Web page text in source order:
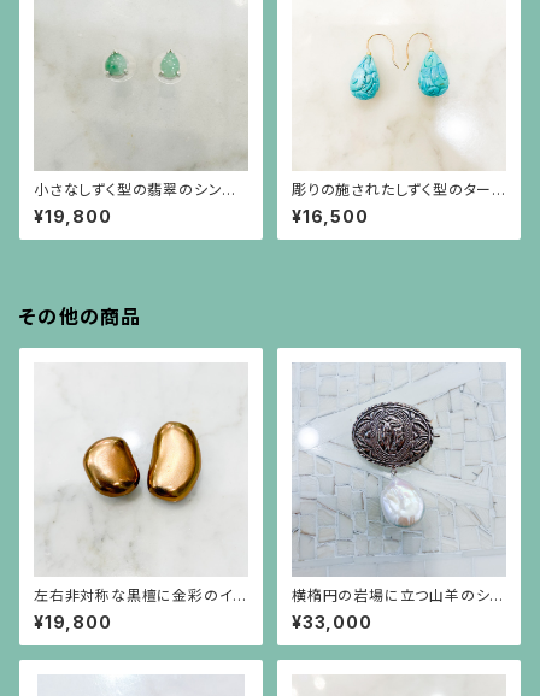
小さなしずく型の翡翠のシンプ
ルなシルバー枠のピアス（シルバ
ーポスト）
¥19,800
彫りの施されたしずく型のターコ
イズのフックピアス（10Ｋ）
¥16,500
その他の商品
左右非対称な黒檀に金彩のイヤ
リング
¥19,800
横楕円の岩場に立つ山羊のシル
バープレートに白い大粒バロッ
クパールが揺れるブローチ兼ペ
ンダント
¥33,000